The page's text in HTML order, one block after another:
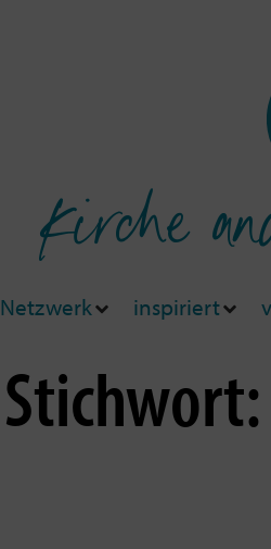
Kirche
Netzwerk inspiriert